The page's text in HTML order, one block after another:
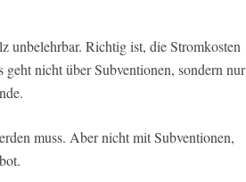
unbelehrbar. Richtig ist, die Stromkosten
nicht über Subventionen, sondern nur
muss. Aber nicht mit Subventionen,